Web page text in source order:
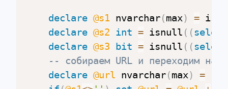
declare @s1 nvarchar(max) =
declare @s2 int = isnull ( ( select
declare @s3 bit = isnull ( ( select
-- собираем URL и переходим на
declare @url nvarchar(max) =